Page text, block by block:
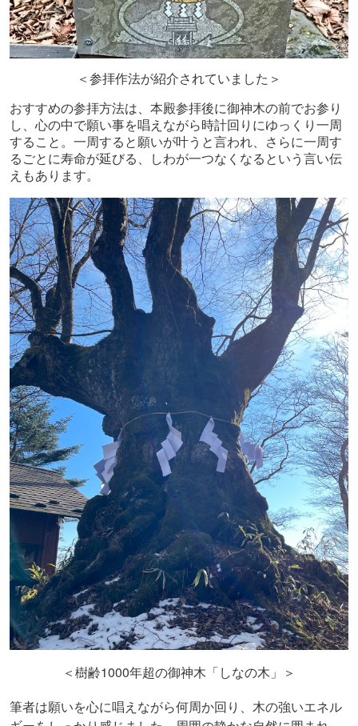
＜参拝作法が紹介されていました＞
おすすめの参拝方法は、本殿参拝後に御神木の前でお参り
し、心の中で願い事を唱えながら時計回りにゆっくり一周
すること。一周すると願いが叶うと言われ、さらに一周す
るごとに寿命が延びる、しわが一つなくなるという言い伝
えもあります。
＜樹齢1000年超の御神木「しなの木」＞
筆者は願いを心に唱えながら何周か回り、木の強いエネル